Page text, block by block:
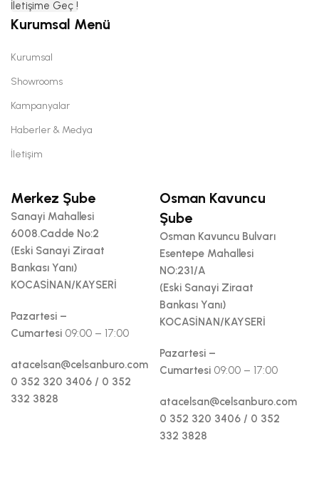
İletişime Geç !
Kurumsal Menü
Kurumsal
Showrooms
Kampanyalar
Haberler & Medya
İletişim
Merkez Şube
Sanayi Mahallesi
6008.Cadde No:2
(Eski Sanayi Ziraat
Bankası Yanı)
KOCASİNAN/KAYSERİ
Pazartesi –
Cumartesi 09:00 – 17:00
atacelsan@celsanburo.com
0 352 320 3406 / 0 352
332 3828
Osman Kavuncu
Şube
Osman Kavuncu Bulvarı
Esentepe Mahallesi
NO:231/A
(Eski Sanayi Ziraat
Bankası Yanı)
KOCASİNAN/KAYSERİ
Pazartesi –
Cumartesi 09:00 – 17:00
atacelsan@celsanburo.com
0 352 320 3406 / 0 352
332 3828